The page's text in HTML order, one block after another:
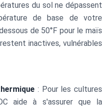
du sol ne dépassent
de base de votre
de 50°F pour le maïs
inactives, vulnérables
: Pour les cultures
aide à s'assurer que la